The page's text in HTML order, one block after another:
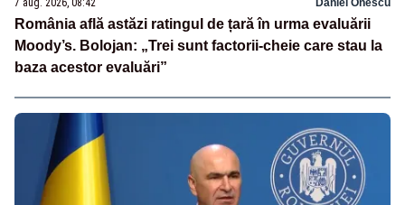
7 aug. 2026, 08:42 Daniel Onescu
România află astăzi ratingul de țară în urma evaluării
Moody’s. Bolojan: „Trei sunt factorii-cheie care stau la
baza acestor evaluări”